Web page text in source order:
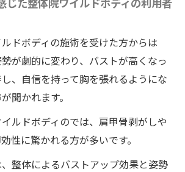
ドボディの施術を受けた方からは
勢が劇的に変わり、バストが高くなっ
、自信を持って胸を張れるようにな
聞かれます。
ルドボディのでは、肩甲骨剥がしや
性に驚かれる方が多いです。
整体によるバストアップ効果と姿勢